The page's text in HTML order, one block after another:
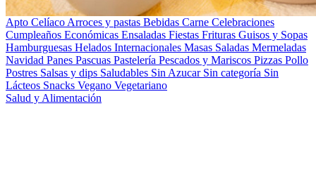
Apto Celíaco Arroces y pastas Bebidas Carne Celebraciones
Cumpleaños Económicas Ensaladas Fiestas Frituras Guisos y Sopas
Hamburguesas Helados Internacionales Masas Saladas Mermeladas
Navidad Panes Pascuas Pastelería Pescados y Mariscos Pizzas Pollo
Postres Salsas y dips Saludables Sin Azucar Sin categoría Sin
Lácteos Snacks Vegano Vegetariano
Salud y Alimentación